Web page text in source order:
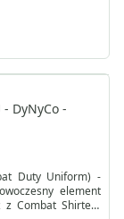
krój obejmuje
To między innymi
kieszenie
DyNyCo -
Duty Uniform) -
element
Combat Shirtem